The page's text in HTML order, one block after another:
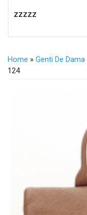
zzzzz
Home » Genti De Dama
124